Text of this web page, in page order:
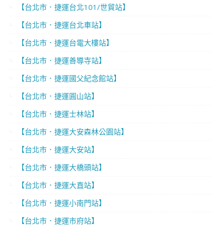
【台北市．捷運台北101/世貿站】
【台北市．捷運台北車站】
【台北市．捷運台電大樓站】
【台北市．捷運善導寺站】
【台北市．捷運國父紀念館站】
【台北市．捷運圓山站】
【台北市．捷運士林站】
【台北市．捷運大安森林公園站】
【台北市．捷運大安站】
【台北市．捷運大橋頭站】
【台北市．捷運大直站】
【台北市．捷運小南門站】
【台北市．捷運市府站】